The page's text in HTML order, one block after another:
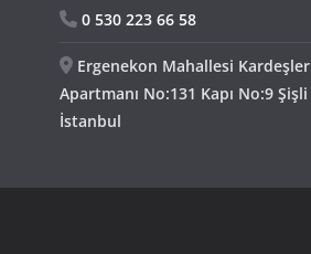
0 530 223 66 58
Ergenekon Mahallesi Kardeşler
Apartmanı No:131 Kapı No:9 Şişli
İstanbul